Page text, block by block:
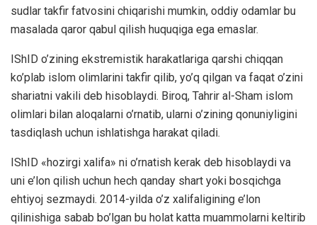
sudlar takfir fatvosini chiqarishi mumkin, oddiy odamlar bu
masalada qaror qabul qilish huquqiga ega emaslar.
IShID o’zining ekstremistik harakatlariga qarshi chiqqan
ko’plab islom olimlarini takfir qilib, yo’q qilgan va faqat o’zini
shariatni vakili deb hisoblaydi. Biroq, Tahrir al-Sham islom
olimlari bilan aloqalarni o’rnatib, ularni o’zining qonuniyligini
tasdiqlash uchun ishlatishga harakat qiladi.
IShID «hozirgi xalifa» ni o’rnatish kerak deb hisoblaydi va
uni e’lon qilish uchun hech qanday shart yoki bosqichga
ehtiyoj sezmaydi. 2014-yilda o’z xalifaligining e’lon
qilinishiga sabab bo’lgan bu holat katta muammolarni keltirib